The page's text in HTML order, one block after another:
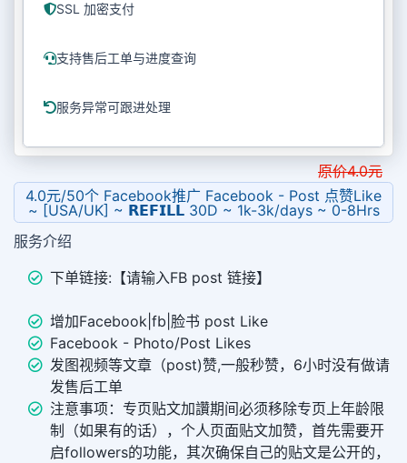
SSL 加密支付
支持售后工单与进度查询
服务异常可跟进处理
原价4.0元
4.0元/50个 Facebook推广 Facebook - Post 点赞Like
~ [USA/UK] ~ 𝗥𝗘𝗙𝗜𝗟𝗟 30D ~ 1k-3k/days ~ 0-8Hrs
服务介绍
下单链接:【请输入FB post 链接】
增加Facebook|fb|脸书 post Like
Facebook - Photo/Post Likes
发图视频等文章（post)赞,一般秒赞，6小时没有做请
发售后工单
注意事项：专页贴文加讚期间必须移除专页上年龄限
制（如果有的话），个人页面贴文加赞，首先需要开
启followers的功能，其次确保自己的贴文是公开的，